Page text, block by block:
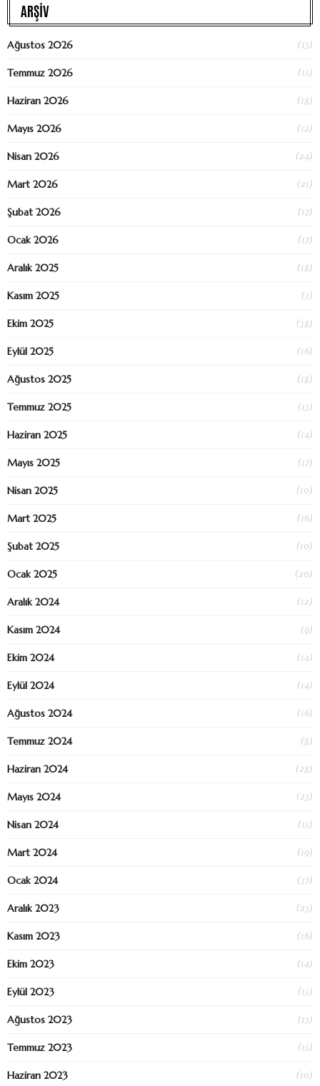
ARŞİV
Ağustos 2026 (13)
Temmuz 2026 (15)
Haziran 2026 (18)
Mayıs 2026 (12)
Nisan 2026 (24)
Mart 2026 (21)
Şubat 2026 (17)
Ocak 2026 (17)
Aralık 2025 (18)
Kasım 2025 (3)
Ekim 2025 (38)
Eylül 2025 (16)
Ağustos 2025 (18)
Temmuz 2025 (13)
Haziran 2025 (14)
Mayıs 2025 (17)
Nisan 2025 (10)
Mart 2025 (16)
Şubat 2025 (10)
Ocak 2025 (20)
Aralık 2024 (12)
Kasım 2024 (9)
Ekim 2024 (14)
Eylül 2024 (14)
Ağustos 2024 (16)
Temmuz 2024 (8)
Haziran 2024 (28)
Mayıs 2024 (23)
Nisan 2024 (15)
Mart 2024 (19)
Ocak 2024 (37)
Aralık 2023 (23)
Kasım 2023 (16)
Ekim 2023 (14)
Eylül 2023 (15)
Ağustos 2023 (13)
Temmuz 2023 (15)
Haziran 2023 (10)